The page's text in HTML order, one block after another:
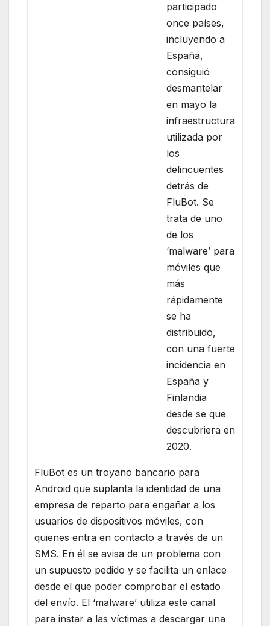
participado
once países,
incluyendo a
España,
consiguió
desmantelar
en mayo la
infraestructura
utilizada por
los
delincuentes
detrás de
FluBot. Se
trata de uno
de los
‘malware’ para
móviles que
más
rápidamente
se ha
distribuido,
con una fuerte
incidencia en
España y
Finlandia
desde se que
descubriera en
2020.
FluBot es un troyano bancario para
Android que suplanta la identidad de una
empresa de reparto para engañar a los
usuarios de dispositivos móviles, con
quienes entra en contacto a través de un
SMS. En él se avisa de un problema con
un supuesto pedido y se facilita un enlace
desde el que poder comprobar el estado
del envío. El ‘malware’ utiliza este canal
para instar a las víctimas a descargar una